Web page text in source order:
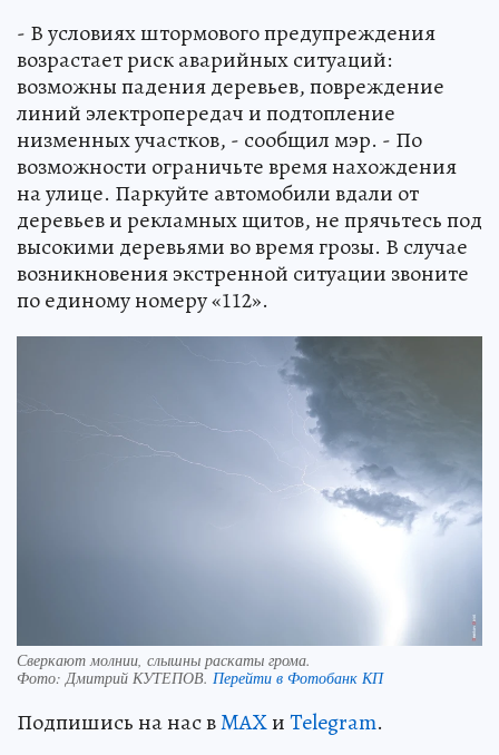
- В условиях штормового предупреждения
возрастает риск аварийных ситуаций:
возможны падения деревьев, повреждение
линий электропередач и подтопление
низменных участков, - сообщил мэр. - По
возможности ограничьте время нахождения
на улице. Паркуйте автомобили вдали от
деревьев и рекламных щитов, не прячьтесь под
высокими деревьями во время грозы. В случае
возникновения экстренной ситуации звоните
по единому номеру «112».
Сверкают молнии, слышны раскаты грома.
Фото:Дмитрий КУТЕПОВ. Перейти в Фотобанк КП
Подпишись на нас вMAXиTelegram.